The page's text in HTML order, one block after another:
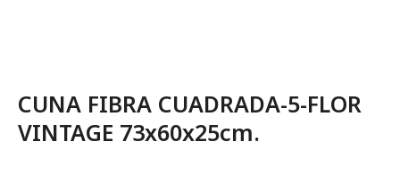
CUNA FIBRA CUADRADA-5-FLOR
VINTAGE 73x60x25cm.